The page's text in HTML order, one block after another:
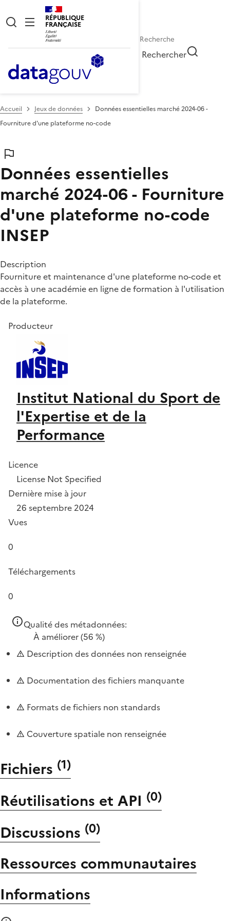
RÉPUBLIQUE
FRANÇAISE
Rechercher
Accueil Jeux de données
Données essentielles marché 2024-06 -
Fourniture d'une plateforme no-code
Données essentielles
marché 2024-06 - Fourniture
d'une plateforme no-code
INSEP
Description
Fourniture et maintenance d'une plateforme no-code et
accès à une académie en ligne de formation à l'utilisation
de la plateforme.
Producteur
Institut National du Sport de
l'Expertise et de la
Performance
Licence
License Not Specified
Dernière mise à jour
26 septembre 2024
Vues
0
Téléchargements
0
Qualité des métadonnées:
À améliorer(56 %)
Description des données non renseignée
Documentation des fichiers manquante
Formats de fichiers non standards
Couverture spatiale non renseignée
Fichiers (1)
Réutilisations et API (0)
Discussions (0)
Ressources communautaires
Informations